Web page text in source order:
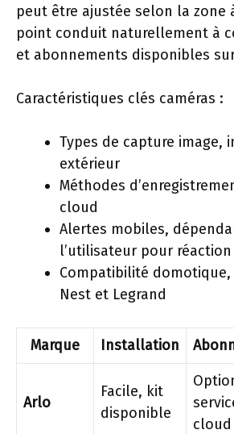
peut être ajustée selon la zone
point conduit naturellement à
et abonnements disponibles
Caractéristiques clés caméras :
Types de capture image,
extérieur
Méthodes
cloud
Alertes mobiles,
l’utilisateur pour réaction
Compatibilité
Nest et Legrand
Marque Installation
Arlo
Facile, kit
disponible
cloud